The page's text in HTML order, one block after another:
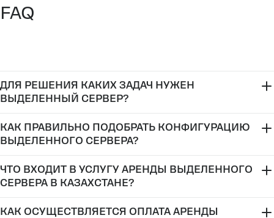
FAQ
ДЛЯ РЕШЕНИЯ КАКИХ ЗАДАЧ НУЖЕН
ВЫДЕЛЕННЫЙ СЕРВЕР?
КАК ПРАВИЛЬНО ПОДОБРАТЬ КОНФИГУРАЦИЮ
ВЫДЕЛЕННОГО СЕРВЕРА?
low-cost выделенные серверы
ЧТО ВХОДИТ В УСЛУГУ АРЕНДЫ ВЫДЕЛЕННОГО
СЕРВЕРА В КАЗАХСТАНЕ?
КАК ОСУЩЕСТВЛЯЕТСЯ ОПЛАТА АРЕНДЫ